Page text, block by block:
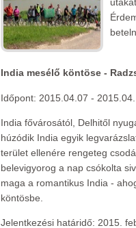
India mesélő köntöse -
Időpont: 2015.04.07 -
India fővárosától, Delhitől
húzódik India egyik
terület ellenére rengeteg
belevigyorog a nap csókolta
maga a romantikus India -
köntösbe.
Jelentkezési határidő: 2015.